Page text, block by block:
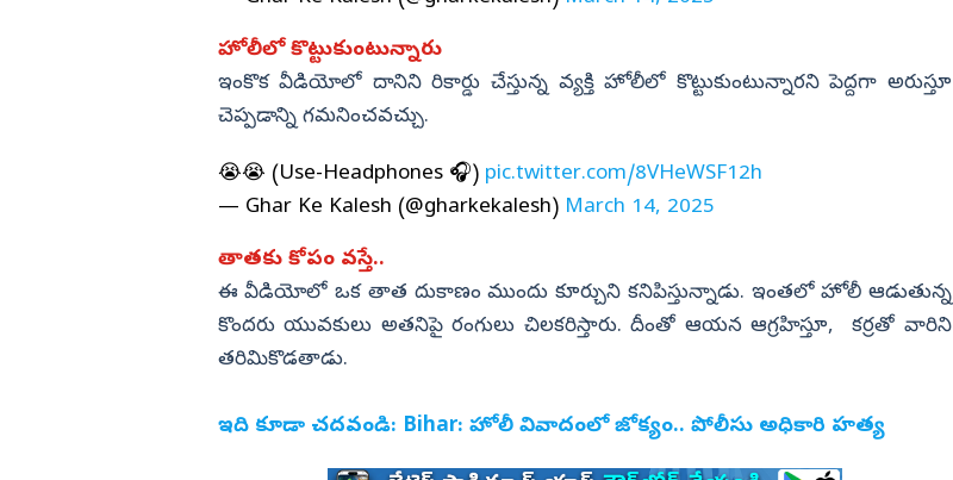
హోలీలో కొట్టుకుంటున్నారు
ఇంకొక వీడియోలో దానిని రికార్డు చేస్తున్న వ్యక్తి హోలీలో కొట్టుకుంటున్నారని పెద్దగా అరుస్తూ
చెప్పడాన్ని గమనించవచ్చు.
😭😭 (Use-Headphones 🎧) pic.twitter.com/8VHeWSF12h
— Ghar Ke Kalesh (@gharkekalesh) March 14, 2025
తాతకు కోపం వస్తే..
ఈ వీడియోలో ఒక తాత దుకాణం ముందు కూర్చుని కనిపిస్తున్నాడు. ఇంతలో హోలీ ఆడుతున్న
కొందరు యువకులు అతనిపై రంగులు చిలకరిస్తారు. దీంతో ఆయన ఆగ్రహిస్తూ, కర్రతో వారిని
తరిమికొడతాడు.
ఇది కూడా చదవండి: Bihar: హోలీ వివాదంలో జోక్యం.. పోలీసు అధికారి హత్య